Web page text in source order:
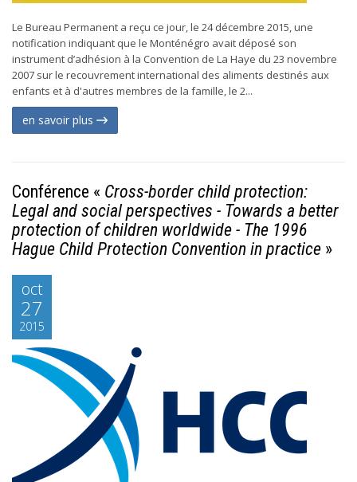
Le Bureau Permanent a reçu ce jour, le 24 décembre 2015, une
notification indiquant que le Monténégro avait déposé son
instrument d’adhésion à la Convention de La Haye du 23 novembre
2007 sur le recouvrement international des aliments destinés aux
enfants et à d'autres membres de la famille, le 2...
en savoir plus
Conférence « Cross-border child protection:
Legal and social perspectives - Towards a better
protection of children worldwide - The 1996
Hague Child Protection Convention in practice »
oct
27
2015